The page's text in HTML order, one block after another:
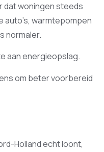
woningen steeds
warmtepompen
normaler.
aan energieopslag.
om beter voorbereid
Holland echt loont,